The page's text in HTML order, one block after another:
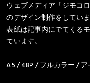
ウェブメディア「ジモコ
のデザイン制作をしていま
表紙は記事内にでてくる
ています。
A5 / 48P / フルカラー / ア